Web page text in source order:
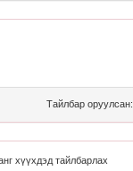
Тайлбар оруулсан:
хүүхдэд тайлбарлах